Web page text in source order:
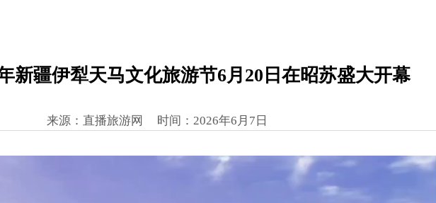
新疆伊犁天马文化旅游节6月20日在昭苏盛大开幕
来源：直播旅游网 时间 ： 2026年6月7日